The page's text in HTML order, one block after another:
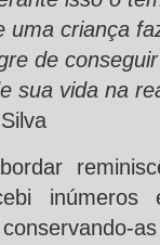
uma criança
de
sua vida na